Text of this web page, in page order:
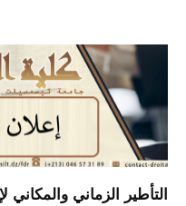
التأطير الزماني